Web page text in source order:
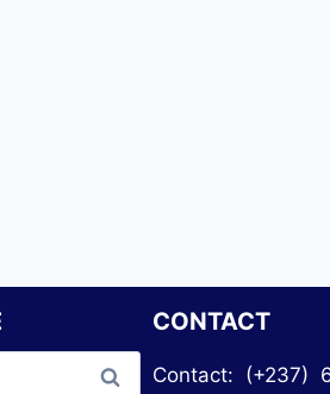
CONTACT
Contact: (+237)